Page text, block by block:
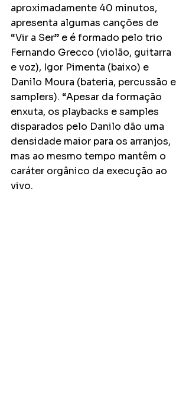
aproximadamente 40 minutos,
apresenta algumas canções de
“Vir a Ser” e é formado pelo trio
Fernando Grecco (violão, guitarra
e voz), Igor Pimenta (baixo) e
Danilo Moura (bateria, percussão e
samplers). “Apesar da formação
enxuta, os playbacks e samples
disparados pelo Danilo dão uma
densidade maior para os arranjos,
mas ao mesmo tempo mantêm o
caráter orgânico da execução ao
vivo.